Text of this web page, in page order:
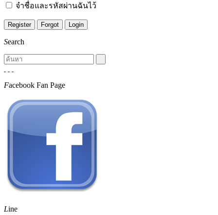
จำชื่อและรหัสผ่านฉันไว้
Search
Facebook Fan Page
Line